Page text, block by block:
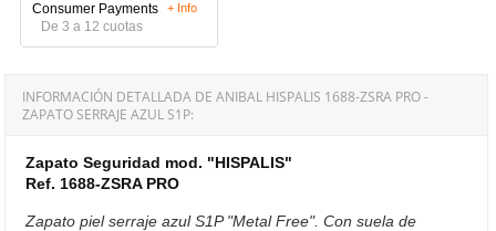
De 3 a 12 cuotas
+ Info
INFORMACIÓN DETALLADA DE ANIBAL HISPALIS 1688-ZSRA PRO -
ZAPATO SERRAJE AZUL S1P:
Zapato Seguridad mod. "HISPALIS"
Ref. 1688-ZSRA PRO
Zapato piel serraje azul S1P "Metal Free". Con suela de